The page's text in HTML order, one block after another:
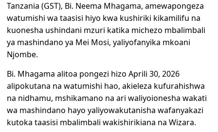
Tanzania (GST), Bi. Neema Mhagama, amewapongeza
watumishi wa taasisi hiyo kwa kushiriki kikamilifu na
kuonesha ushindani mzuri katika michezo mbalimbali
ya mashindano ya Mei Mosi, yaliyofanyika mkoani
Njombe.
Bi. Mhagama alitoa pongezi hizo Aprili 30, 2026
alipokutana na watumishi hao, akieleza kufurahishwa
na nidhamu, mshikamano na ari waliyoionesha wakati
wa mashindano hayo yaliyowakutanisha wafanyakazi
kutoka taasisi mbalimbali wakishirikiana na Wizara.